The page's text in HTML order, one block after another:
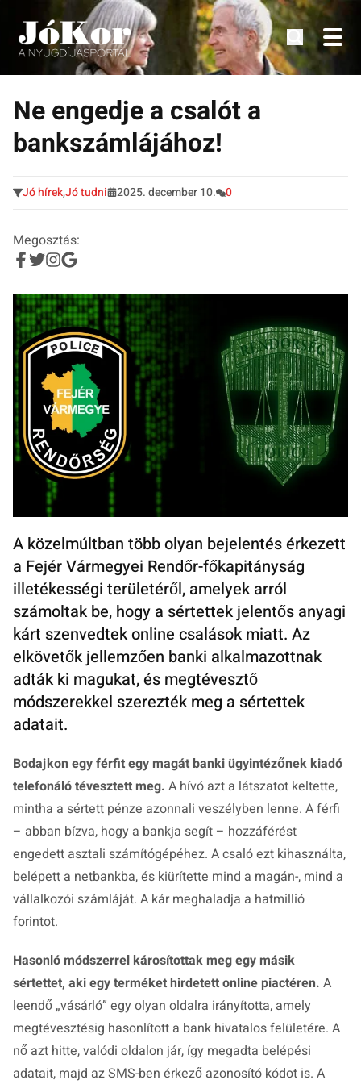
Tovább
tartalomra
Tudnivalók, érdekességek idősek számára.
Ne engedje a csalót a
bankszámlájához!
Jó hírek,Jó tudni 2025. december 10. 0
Megosztás:
A közelmúltban több olyan bejelentés érkezett
a Fejér Vármegyei Rendőr-főkapitányság
illetékességi területéről, amelyek arról
számoltak be, hogy a sértettek jelentős anyagi
kárt szenvedtek online csalások miatt. Az
elkövetők jellemzően banki alkalmazottnak
adták ki magukat, és megtévesztő
módszerekkel szerezték meg a sértettek
adatait.
Bodajkon egy férfit egy magát banki ügyintézőnek kiadó
telefonáló tévesztett meg. A hívó azt a látszatot keltette,
mintha a sértett pénze azonnali veszélyben lenne. A férfi
– abban bízva, hogy a bankja segít – hozzáférést
engedett asztali számítógépéhez. A csaló ezt kihasználta,
belépett a netbankba, és kiürítette mind a magán-, mind a
vállalkozói számláját. A kár meghaladja a hatmillió
forintot.
Hasonló módszerrel károsítottak meg egy másik
sértettet, aki egy terméket hirdetett online piactéren. A
leendő „vásárló” egy olyan oldalra irányította, amely
megtévesztésig hasonlított a bank hivatalos felületére. A
nő azt hitte, valódi oldalon jár, így megadta belépési
adatait, majd az SMS-ben érkező azonosító kódot is. A